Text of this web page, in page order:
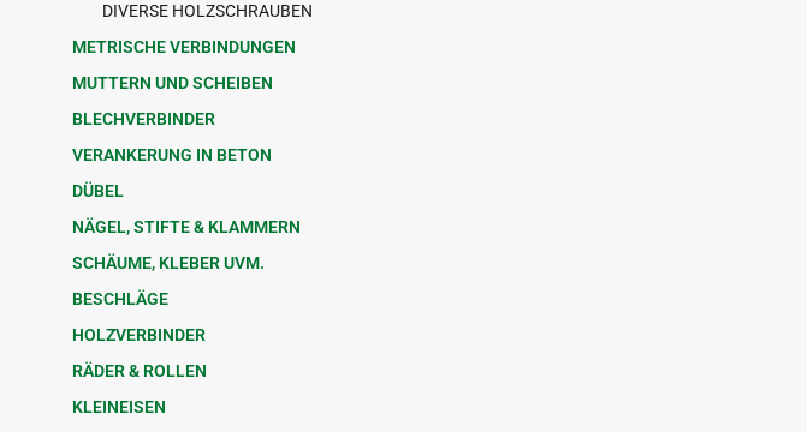
DIVERSE HOLZSCHRAUBEN
METRISCHE VERBINDUNGEN
MUTTERN UND SCHEIBEN
BLECHVERBINDER
VERANKERUNG IN BETON
DÜBEL
NÄGEL, STIFTE & KLAMMERN
SCHÄUME, KLEBER UVM.
BESCHLÄGE
HOLZVERBINDER
RÄDER & ROLLEN
KLEINEISEN